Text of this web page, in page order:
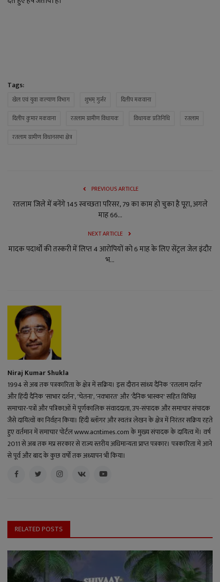
Tags:
खेल एवं युवा कल्याण विभाग शुभम् गुर्जर
दिलीप मकवाना
दिलीप कुमार मकवाना
रतलाम ग्रामीण विधायक विधायक प्रतिनिधि
रतलाम
रतलाम ग्रामीण विधानसभा क्षेत्र
PREVIOUS ARTICLE
रतलाम जिले में बनेंगे 145 स्वच्छता परिसर, 79 का काम हो चुका है पूरा, अगले
माह 66...
NEXT ARTICLE
मादक पदार्थों की तस्करी में लिप्त 4 आरोपियों को 6 माह के लिए सेंट्रल जेल इंदौर
भ...
Niraj Kumar Shukla
1994 से अब तक पत्रकारिता के क्षेत्र में सक्रिय। इस दौरान सांध्य दैनिक 'रतलाम दर्शन'
और हिंदी दैनिक 'साभार दर्शन', 'चेतना', 'नवभारत' और 'दैनिक भास्कर' सहित विभिन्न
समाचार-पत्रों और पत्रिकाओं में पूर्णकालिक संवाददाता, उप-संपादक और समाचार संपादक
जैसे दायित्वों का निर्वहन किया। हिंदी ब्लॉगर और स्वतंत्र लेखन के क्षेत्र में निरंतर सक्रिय रहते
हुए वर्तमान में समाचार पोर्टल www.acntimes.com के मुख्य संपादक के दायित्व में। वर्ष
2011 से अब तक मप्र सरकार से राज्य स्तरीय अधिमान्यता प्राप्त पत्रकार। पत्रकारिता में आने
से पूर्व और बाद के कुछ वर्षों तक अध्यापन भी किया।
RELATED POSTS